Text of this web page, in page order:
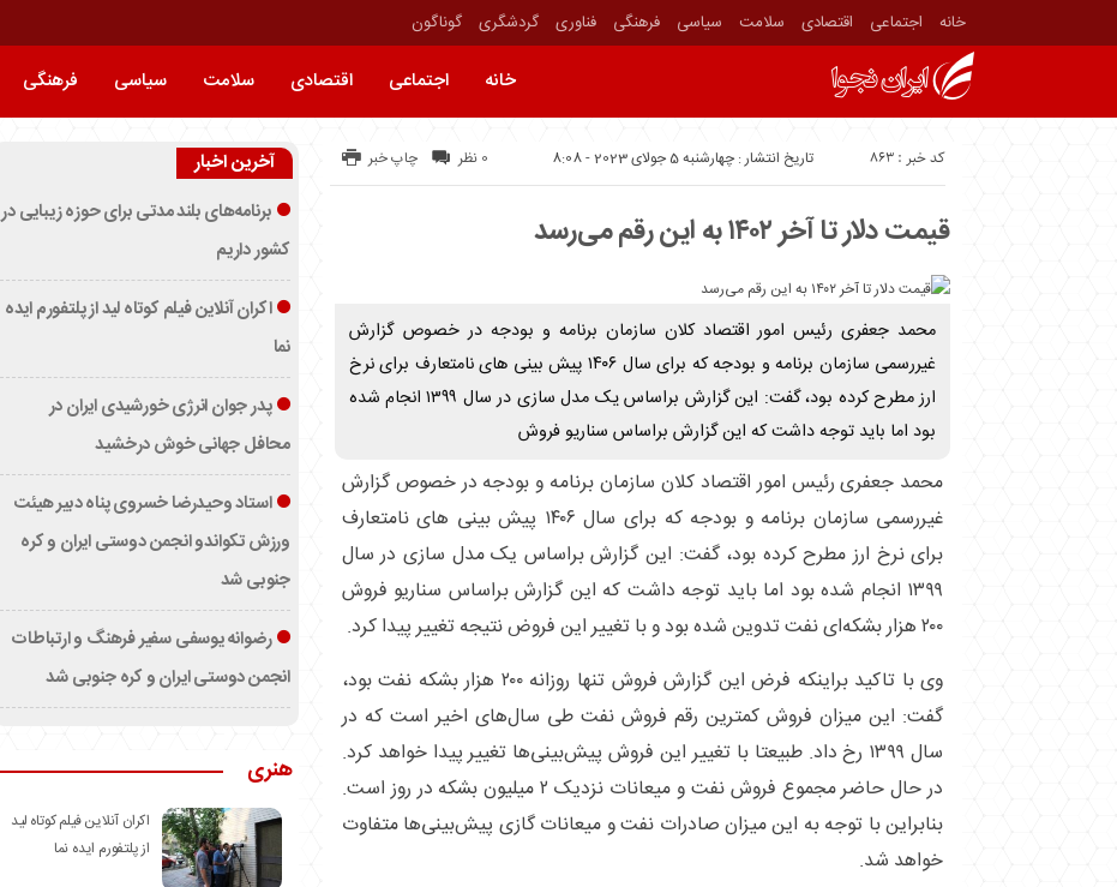
خانه اجتماعی اقتصادی سلامت سیاسی فرهنگی فناوری گردشگری گوناگون
خانه اجتماعی اقتصادی سلامت سیاسی فرهنگی
تاریخ انتشار : چهارشنبه 5 جولای 2023 - 8:08 کد خبر : 863 چاپ خبر 0 نظر
قیمت دلار تا آخر ۱۴۰۲ به این رقم می‌رسد
محمد جعفری رئیس امور اقتصاد کلان سازمان برنامه و بودجه در خصوص گزارش
غیررسمی سازمان برنامه و بودجه که برای سال ۱۴۰۶ پیش بینی های نامتعارف برای نرخ
ارز مطرح کرده بود، گفت: این گزارش براساس یک مدل سازی در سال ۱۳۹۹ انجام شده
بود اما باید توجه داشت که این گزارش براساس سناریو فروش
محمد جعفری رئیس امور اقتصاد کلان سازمان برنامه و بودجه در خصوص گزارش
غیررسمی سازمان برنامه و بودجه که برای سال ۱۴۰۶ پیش بینی های نامتعارف
برای نرخ ارز مطرح کرده بود، گفت: این گزارش براساس یک مدل سازی در سال
۱۳۹۹ انجام شده بود اما باید توجه داشت که این گزارش براساس سناریو فروش
۲۰۰ هزار بشکه‌ای نفت تدوین شده بود و با تغییر این فروض نتیجه تغییر پیدا کرد.
وی با تاکید براینکه فرض این گزارش فروش تنها روزانه ۲۰۰ هزار بشکه نفت بود،
گفت: این میزان فروش کمترین رقم فروش نفت طی سال‌های اخیر است که در
سال ۱۳۹۹ رخ داد. طبیعتا با تغییر این فروش پیش‌بینی‌ها تغییر پیدا خواهد کرد.
در حال حاضر مجموع فروش نفت و میعانات نزدیک ۲ میلیون بشکه در روز است.
بنابراین با توجه به این میزان صادرات نفت و میعانات گازی پیش‌بینی‌ها متفاوت
خواهد شد.
آخرین اخبار
برنامه‌های بلند مدتی برای حوزه زیبایی در
کشور داریم
اکران آنلاین فیلم کوتاه لید از پلتفورم ایده
نما
پدر جوان انرژی خورشیدی ایران در
محافل جهانی خوش درخشید
استاد وحیدرضا خسروی پناه دبیر هیئت
ورزش تکواندو انجمن دوستی ایران و کره
جنوبی شد
رضوانه یوسفی سفیر فرهنگ و ارتباطات
انجمن دوستی ایران و کره جنوبی شد
هنری
اکران آنلاین فیلم کوتاه لید
از پلتفورم ایده نما